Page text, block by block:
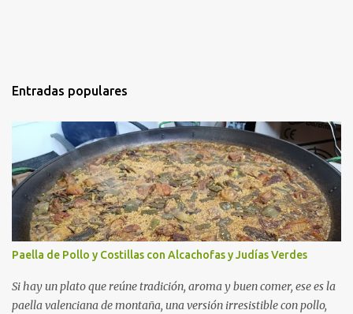
Entradas populares
Paella de Pollo y Costillas con Alcachofas y Judías Verdes
Si hay un plato que reúne tradición, aroma y buen comer, ese es la
paella valenciana de montaña, una versión irresistible con pollo,